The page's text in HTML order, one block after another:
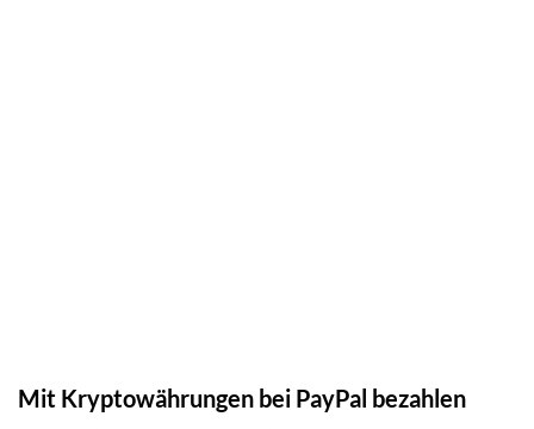
Mit Kryptowährungen bei PayPal bezahlen